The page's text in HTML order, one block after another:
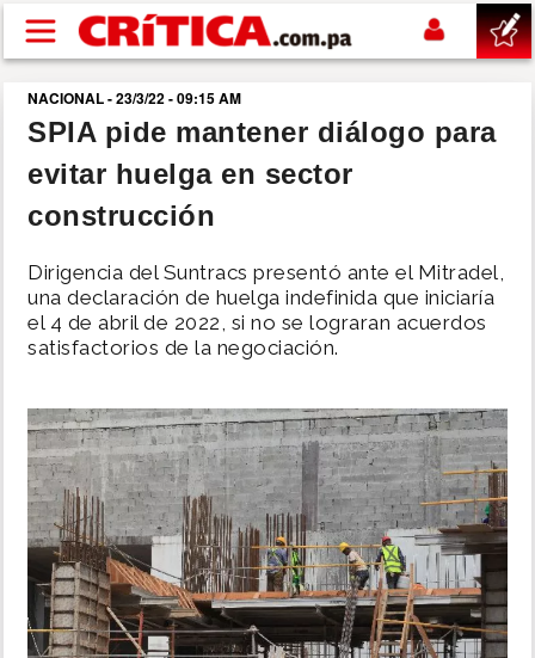
Pasar al contenido principal
buscar
SUCESOS
POLÍTICA
DEPORTES
MUNDO
INSÓLITAS
MULTIMEDIA
NACIONAL - 23/3/22 - 09:15 AM
SPIA pide mantener diálogo para
evitar huelga en sector
construcción
Dirigencia del Suntracs presentó ante el Mitradel,
una declaración de huelga indefinida que iniciaría
el 4 de abril de 2022, si no se lograran acuerdos
satisfactorios de la negociación.